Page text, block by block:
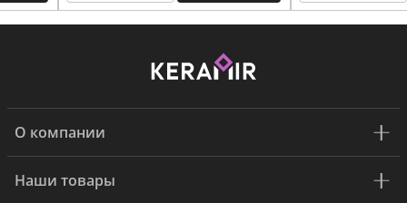
О компании
Наши товары